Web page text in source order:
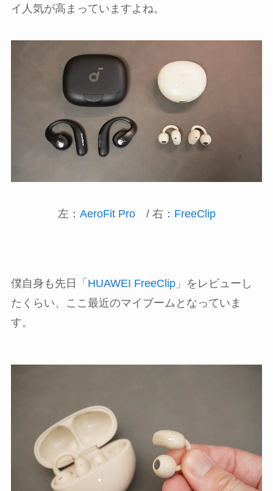
イ人気が高まっていますよね。
左： AeroFit Pro/ 右： FreeClip
僕自身も先日「 HUAWEI FreeClip」をレビューし
たくらい、ここ最近のマイブームとなっていま
す。